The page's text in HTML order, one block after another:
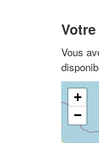
Vous
+
−